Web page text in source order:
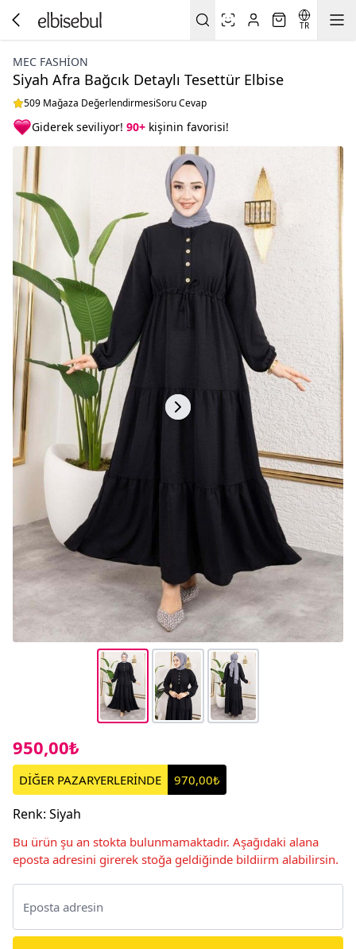
TR
MEC FASHION
Siyah Afra Bağcık Detaylı Tesettür Elbise
509 Mağaza DeğerlendirmesiSoru Cevap
Giderek seviliyor! 90+ kişinin favorisi!
950,00₺
DİĞER PAZARYERLERİNDE 970,00₺
Renk: Siyah
Bu ürün şu an stokta bulunmamaktadır. Aşağıdaki alana
eposta adresini girerek stoğa geldiğinde bildiirm alabilirsin.